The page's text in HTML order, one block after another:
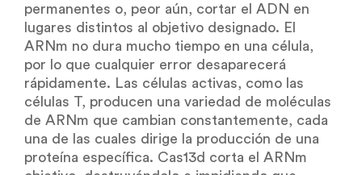
permanentes o, peor aún, cortar el ADN en
lugares distintos al objetivo designado. El
ARNm no dura mucho tiempo en una célula,
por lo que cualquier error desaparecerá
rápidamente. Las células activas, como las
células T, producen una variedad de moléculas
de ARNm que cambian constantemente, cada
una de las cuales dirige la producción de una
proteína específica. Cas13d corta el ARNm